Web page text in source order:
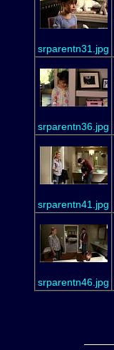
srparentn31.jpg
srparentn36.jpg
srparentn41.jpg
srparentn46.jpg